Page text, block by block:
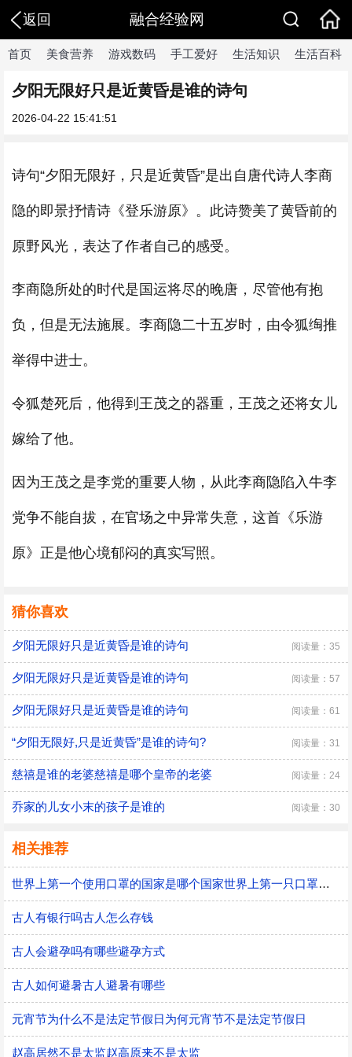
返回 融合经验网
首页 美食营养 游戏数码 手工爱好 生活知识 生活百科
夕阳无限好只是近黄昏是谁的诗句
2026-04-22 15:41:51
诗句“夕阳无限好，只是近黄昏”是出自唐代诗人李商
隐的即景抒情诗《登乐游原》。此诗赞美了黄昏前的
原野风光，表达了作者自己的感受。
李商隐所处的时代是国运将尽的晚唐，尽管他有抱
负，但是无法施展。李商隐二十五岁时，由令狐绹推
举得中进士。
令狐楚死后，他得到王茂之的器重，王茂之还将女儿
嫁给了他。
因为王茂之是李党的重要人物，从此李商隐陷入牛李
党争不能自拔，在官场之中异常失意，这首《乐游
原》正是他心境郁闷的真实写照。
猜你喜欢
夕阳无限好只是近黄昏是谁的诗句 阅读量：35
夕阳无限好只是近黄昏是谁的诗句 阅读量：57
夕阳无限好只是近黄昏是谁的诗句 阅读量：61
“夕阳无限好,只是近黄昏”是谁的诗句? 阅读量：31
慈禧是谁的老婆慈禧是哪个皇帝的老婆 阅读量：24
乔家的儿女小末的孩子是谁的 阅读量：30
相关推荐
世界上第一个使用口罩的国家是哪个国家世界上第一只口罩是谁发明的
古人有银行吗古人怎么存钱
古人会避孕吗有哪些避孕方式
古人如何避暑古人避暑有哪些
元宵节为什么不是法定节假日为何元宵节不是法定节假日
赵高居然不是太监赵高原来不是太监